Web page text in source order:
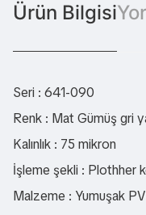
Ürün Bilgisi
Seri : 641-090
Renk : Mat Gümüş gri
Kalınlık : 75 mikron
İşleme şekli : Plothher
Malzeme : Yumuşak